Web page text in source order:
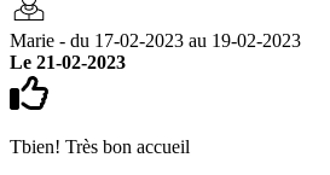
Marie - du 17-02-2023 au 19-02-2023
Le 21-02-2023
Tbien! Très bon accueil